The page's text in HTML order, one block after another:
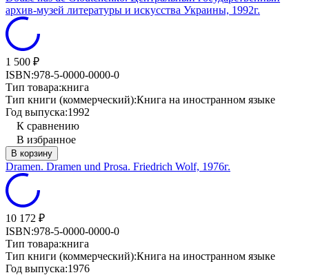
архив-музей литературы и искусства Украины, 1992г.
1 500 ₽
ISBN:978-5-0000-0000-0
Тип товара:книга
Тип книги (коммерческий):Книга на иностранном языке
Год выпуска:1992
К сравнению
В избранное
В корзину
Dramen. Dramen und Prosa. Friedrich Wolf, 1976г.
10 172 ₽
ISBN:978-5-0000-0000-0
Тип товара:книга
Тип книги (коммерческий):Книга на иностранном языке
Год выпуска:1976